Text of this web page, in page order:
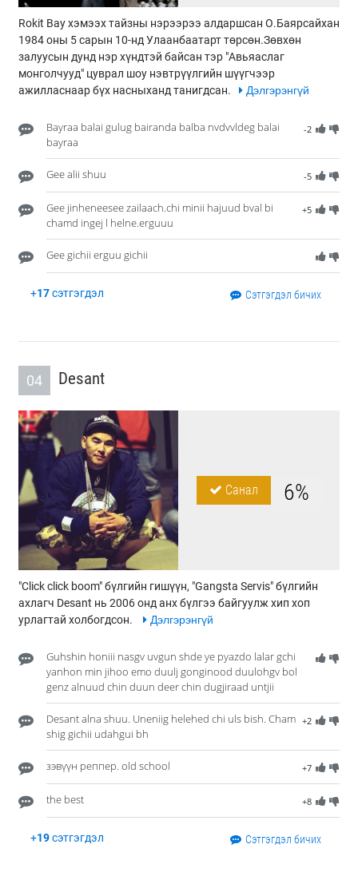
Rokit Bay хэмээх тайзны нэрээрээ алдаршсан О.Баярсайхан
1984 оны 5 сарын 10-нд Улаанбаатарт төрсөн.Зөвхөн
залуусын дунд нэр хүндтэй байсан тэр "Авьяаслаг
монголчууд" цуврал шоу нэвтрүүлгийн шүүгчээр
ажилласнаар бүх насныханд танигдсан.
Дэлгэрэнгүй
-2
Bayraa balai gulug bairanda balba nvdvvldeg balai
bayraa
-5
Gee alii shuu
+5
Gee jinheneesee zailaach.chi minii hajuud bval bi
chamd ingej l helne.erguuu
Gee gichii erguu gichii
+17сэтгэгдэл Сэтгэгдэл бичих
04 Desant
Санал 6%
"Click click boom" бүлгийн гишүүн, "Gangsta Servis" бүлгийн
ахлагч Desant нь 2006 онд анх бүлгээ байгуулж хип хоп
урлагтай холбогдсон.
Дэлгэрэнгүй
Guhshin honiii nasgv uvgun shde ye pyazdo lalar gchi
yanhon min jihoo emo duulj gonginood duulohgv bol
genz alnuud chin duun deer chin dugjiraad untjii
+2
Desant alna shuu. Uneniig helehed chi uls bish. Cham
shig gichii udahgui bh
+7
зэвүүн реппер. old school
+8
the best
+19сэтгэгдэл Сэтгэгдэл бичих